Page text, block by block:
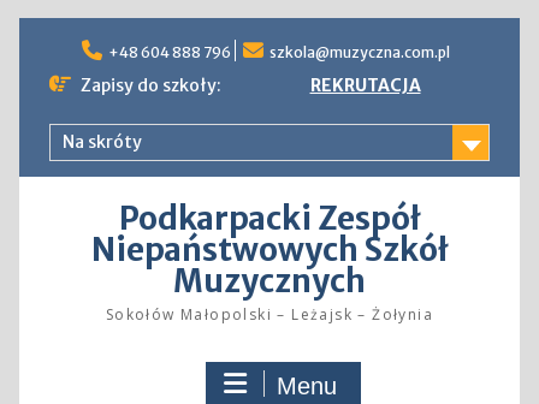
content
+48 604 888 796 szkola@muzyczna.com.pl
Zapisy do szkoły: REKRUTACJA
Na skróty
Podkarpacki Zespół
Niepaństwowych Szkół
Muzycznych
Sokołów Małopolski – Leżajsk – Żołynia
Menu